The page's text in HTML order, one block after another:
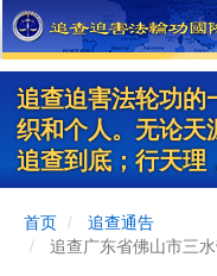
Skip
to
main
content
追查迫害法轮功的
织和个人。无论天
追查到底；行天理
首页
追查通告
追查广东省佛山市三